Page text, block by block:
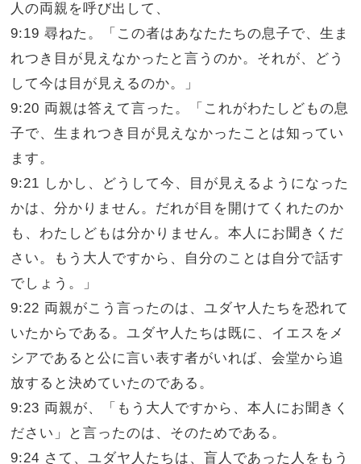
人の両親を呼び出して、
9:19 尋ねた。「この者はあなたたちの息子で、生ま
れつき目が見えなかったと言うのか。それが、どう
して今は目が見えるのか。」
9:20 両親は答えて言った。「これがわたしどもの息
子で、生まれつき目が見えなかったことは知ってい
ます。
9:21 しかし、どうして今、目が見えるようになった
かは、分かりません。だれが目を開けてくれたのか
も、わたしどもは分かりません。本人にお聞きくだ
さい。もう大人ですから、自分のことは自分で話す
でしょう。」
9:22 両親がこう言ったのは、ユダヤ人たちを恐れて
いたからである。ユダヤ人たちは既に、イエスをメ
シアであると公に言い表す者がいれば、会堂から追
放すると決めていたのである。
9:23 両親が、「もう大人ですから、本人にお聞きく
ださい」と言ったのは、そのためである。
9:24 さて、ユダヤ人たちは、盲人であった人をもう